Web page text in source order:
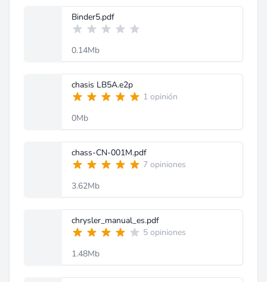
Binder5.pdf
0.14Mb
chasis LB5A.e2p
1 opinión
0Mb
chass-CN-001M.pdf
7 opiniones
3.62Mb
chrysler_manual_es.pdf
5 opiniones
1.48Mb